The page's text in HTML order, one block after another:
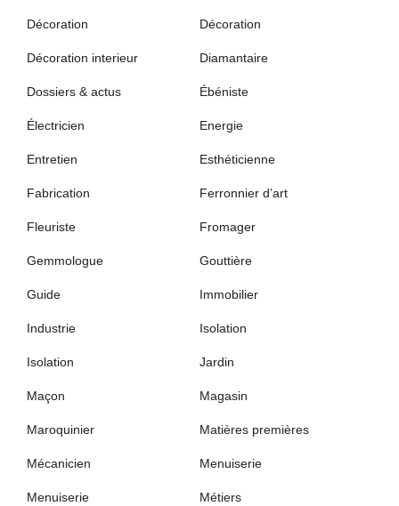
Décoration Décoration
Décoration interieur Diamantaire
Dossiers & actus Ébéniste
Électricien Energie
Entretien Esthéticienne
Fabrication Ferronnier d’art
Fleuriste Fromager
Gemmologue Gouttière
Guide Immobilier
Industrie Isolation
Isolation Jardin
Maçon Magasin
Maroquinier Matières premières
Mécanicien Menuiserie
Menuiserie Métiers